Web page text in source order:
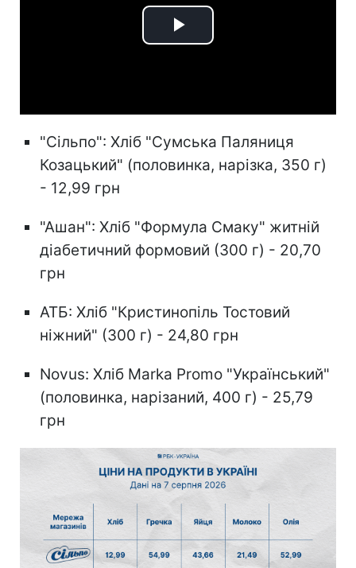
Play
"Сільпо": Хліб "Сумська Паляниця
Козацький" (половинка, нарізка, 350 г)
- 12,99 грн
"Ашан": Хліб "Формула Смаку" житній
діабетичний формовий (300 г) - 20,70
грн
АТБ: Хліб "Кристинопіль Тостовий
ніжний" (300 г) - 24,80 грн
Novus: Хліб Marka Promo "Український"
(половинка, нарізаний, 400 г) - 25,79
грн